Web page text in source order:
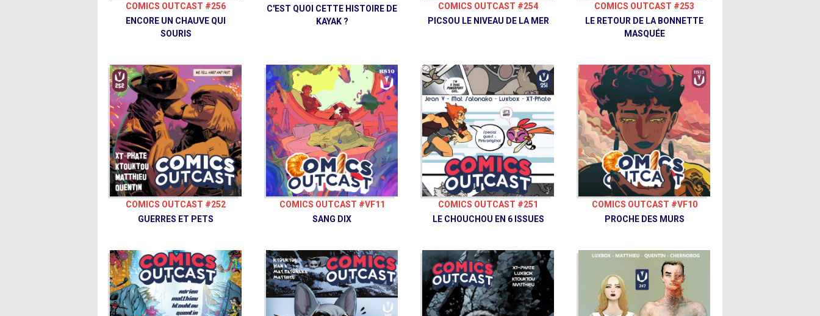
COMICS OUTCAST #256
ENCORE UN CHAUVE QUI
SOURIS
C'EST QUOI CETTE HISTOIRE DE
KAYAK ?
COMICS OUTCAST #254
PICSOU LE NIVEAU DE LA MER
COMICS OUTCAST #253
LE RETOUR DE LA BONNETTE
MASQUÉE
COMICS OUTCAST #252
GUERRES ET PETS
COMICS OUTCAST #VF11
SANG DIX
COMICS OUTCAST #251
LE CHOUCHOU EN 6 ISSUES
COMICS OUTCAST #VF10
PROCHE DES MURS